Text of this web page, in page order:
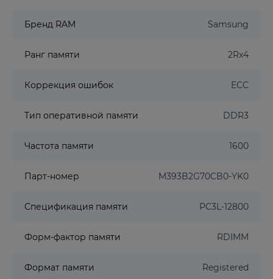
Бренд RAM Samsung
Ранг памяти 2Rx4
Коррекция ошибок ECC
Тип оперативной памяти DDR3
Частота памяти 1600
Парт-номер M393B2G70CB0-YK0
Спецификация памяти PC3L-12800
Форм-фактор памяти RDIMM
Формат памяти Registered